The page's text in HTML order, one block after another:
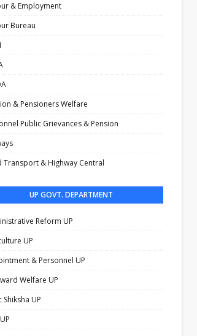
& Employment
Bureau
& Pensioners Welfare
Public Grievances & Pension
Transport & Highway Central
UP GOVT. DEPARTMENT
Reform UP
UP
& Personnel UP
Welfare UP
Shiksha UP